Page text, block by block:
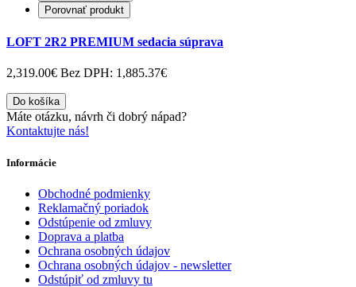
Porovnať produkt
LOFT 2R2 PREMIUM sedacia súprava
2,319.00€ Bez DPH: 1,885.37€
Do košíka
Máte otázku, návrh či dobrý nápad?
Kontaktujte nás!
Informácie
Obchodné podmienky
Reklamačný poriadok
Odstúpenie od zmluvy
Doprava a platba
Ochrana osobných údajov
Ochrana osobných údajov - newsletter
Odstúpiť od zmluvy tu